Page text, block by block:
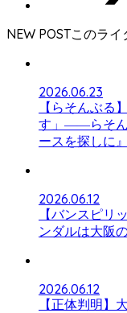
NEW POST
2026.06.23
【らそんぶる
す」――らそん
ースを探しに
2026.06.12
【バンスピリ
ンダルは大阪
2026.06.12
【正体判明】